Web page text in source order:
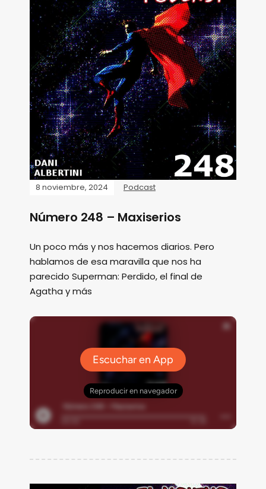
8 noviembre, 2024 Podcast
Número 248 – Maxiserios
Un poco más y nos hacemos diarios. Pero
hablamos de esa maravilla que nos ha
parecido Superman: Perdido, el final de
Agatha y más